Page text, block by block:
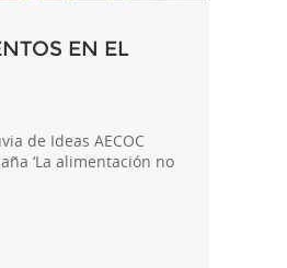
EN EL
de Ideas AECOC
‘La alimentación no